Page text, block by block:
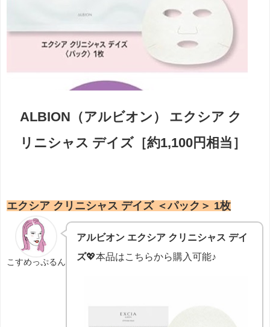
ALBION（アルビオン） エクシア ク
リニシャス デイズ［約1,100円相当］
エクシア クリニシャス デイズ ＜パック＞ 1枚
こすめっぷるん
アルビオン エクシア クリニシャス デイ
ズ💖本品はこちらから購入可能♪